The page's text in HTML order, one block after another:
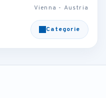
Vienna - Austria
Categorie